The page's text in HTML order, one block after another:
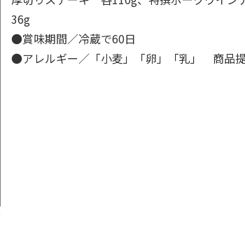
36g
●賞味期間／冷蔵で60日
●アレルギー／「小麦」「卵」「乳」 商品提